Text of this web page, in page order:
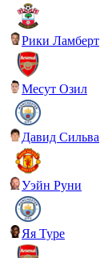
Рики Ламберт
Месут Озил
Давид Сильва
Уэйн Руни
Яя Туре